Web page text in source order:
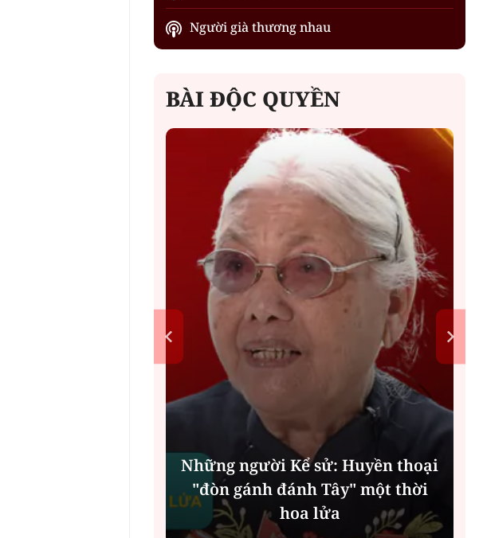
Người già thương nhau
BÀI ĐỘC QUYỀN
Những người Kể sử: Huyền thoại
"đòn gánh đánh Tây" một thời
hoa lửa